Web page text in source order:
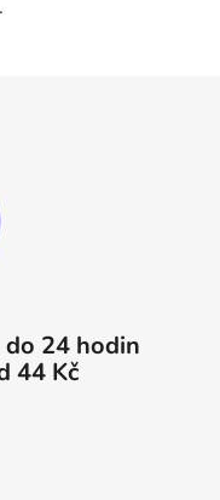
24 hodin
44 Kč